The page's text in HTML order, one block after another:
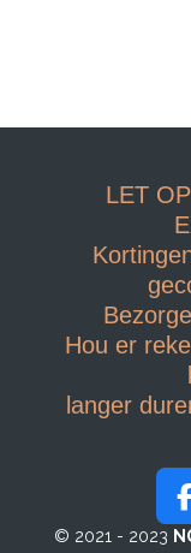
LET
Hou er
langer
F
© 2021 - 2023